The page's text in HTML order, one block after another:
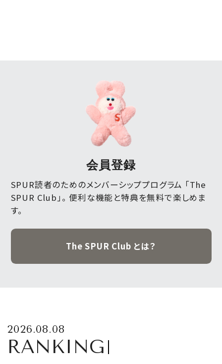
会員登録
SPUR読者のためのメンバーシッププログラム 「The
SPUR Club」。 便利な機能と特典を無料で楽しめま
す。
The SPUR Club とは？
2026.08.08
RANKING